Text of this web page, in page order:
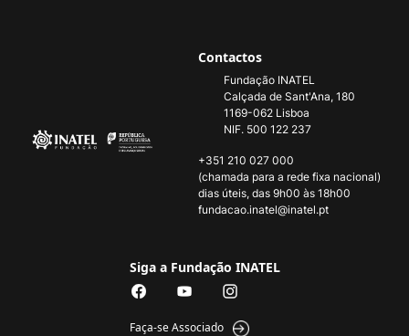
Contactos
Fundação INATEL
Calçada de Sant'Ana, 180
1169-062 Lisboa
NIF. 500 122 237
+351 210 027 000
(chamada para a rede fixa nacional)
dias úteis, das 9h00 às 18h00
fundacao.inatel@inatel.pt
Siga a Fundação INATEL
Faça-se Associado